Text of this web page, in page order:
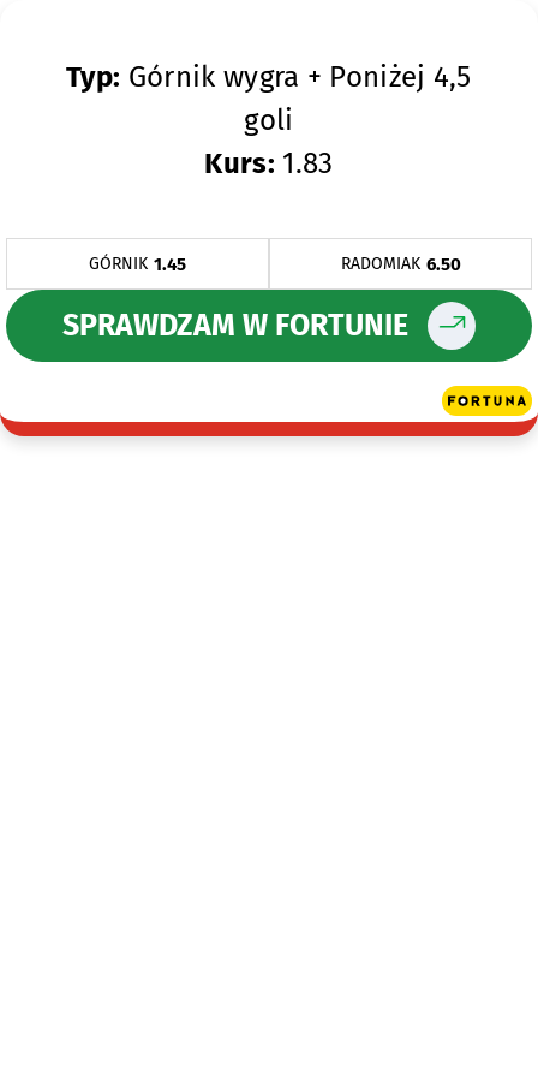
Typ: Górnik wygra + Poniżej 4,5
goli
Kurs: 1.83
GÓRNIK 1.45 RADOMIAK 6.50
SPRAWDZAM W FORTUNIE